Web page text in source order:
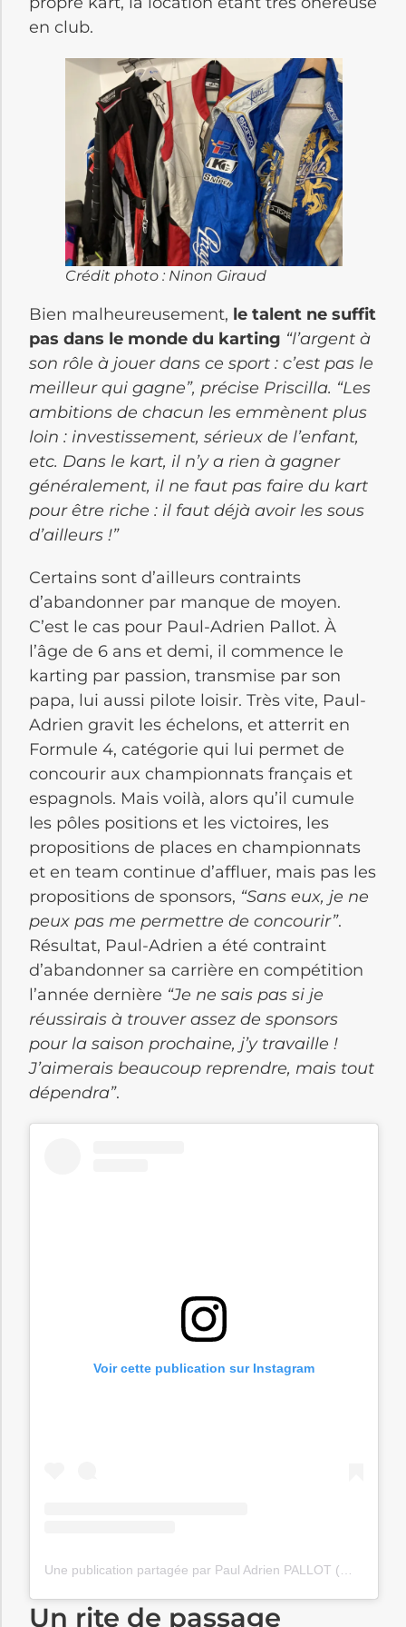
en club.
Crédit photo : Ninon Giraud
Bien malheureusement, le talent ne suffit
pas dans le monde du karting “l’argent à
son rôle à jouer dans ce sport : c’est pas le
meilleur qui gagne”, précise Priscilla. “Les
ambitions de chacun les emmènent plus
loin : investissement, sérieux de l’enfant,
etc. Dans le kart, il n’y a rien à gagner
généralement, il ne faut pas faire du kart
pour être riche : il faut déjà avoir les sous
d’ailleurs !”
Certains sont d’ailleurs contraints
d’abandonner par manque de moyen.
C’est le cas pour Paul-Adrien Pallot. À
l’âge de 6 ans et demi, il commence le
karting par passion, transmise par son
papa, lui aussi pilote loisir. Très vite, Paul-
Adrien gravit les échelons, et atterrit en
Formule 4, catégorie qui lui permet de
concourir aux championnats français et
espagnols. Mais voilà, alors qu’il cumule
les pôles positions et les victoires, les
propositions de places en championnats
et en team continue d’affluer, mais pas les
propositions de sponsors, “Sans eux, je ne
peux pas me permettre de concourir”.
Résultat, Paul-Adrien a été contraint
d’abandonner sa carrière en compétition
l’année dernière “Je ne sais pas si je
réussirais à trouver assez de sponsors
pour la saison prochaine, j’y travaille !
J’aimerais beaucoup reprendre, mais tout
dépendra”.
Voir cette publication sur Instagram
Un rite de passage